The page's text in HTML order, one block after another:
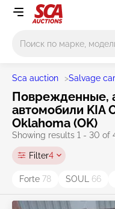
Sca auction >Salvage
Поврежденные,
автомобили KIA
Oklahoma (OK)
Showing results 1 - 30 of
Filter4
Forte 78 SOUL 66